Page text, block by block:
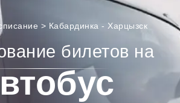
> Кабардинка - Харцызск
билетов на